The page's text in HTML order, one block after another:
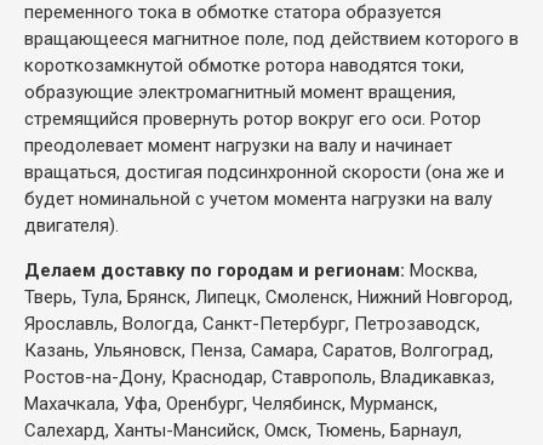
переменного тока в обмотке статора образуется
вращающееся магнитное поле, под действием которого в
короткозамкнутой обмотке ротора наводятся токи,
образующие электромагнитный момент вращения,
стремящийся провернуть ротор вокруг его оси. Ротор
преодолевает момент нагрузки на валу и начинает
вращаться, достигая подсинхронной скорости (она же и
будет номинальной с учетом момента нагрузки на валу
двигателя).
Делаем доставку по городам и регионам: Москва,
Тверь, Тула, Брянск, Липецк, Смоленск, Нижний Новгород,
Ярославль, Вологда, Санкт-Петербург, Петрозаводск,
Казань, Ульяновск, Пенза, Самара, Саратов, Волгоград,
Ростов-на-Дону, Краснодар, Ставрополь, Владикавказ,
Махачкала, Уфа, Оренбург, Челябинск, Мурманск,
Салехард, Ханты-Мансийск, Омск, Тюмень, Барнаул,